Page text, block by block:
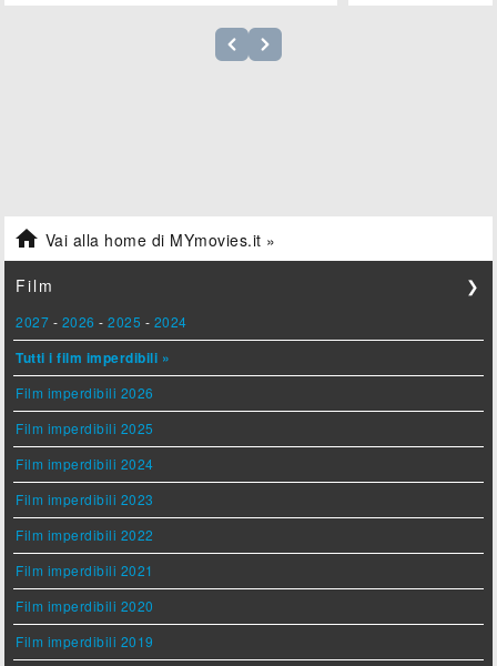
 Vai alla home di MYmovies.it »
Film ❯
2027 - 2026 -2025 - 2024
Tutti i film imperdibili »
Film imperdibili 2026
Film imperdibili 2025
Film imperdibili 2024
Film imperdibili 2023
Film imperdibili 2022
Film imperdibili 2021
Film imperdibili 2020
Film imperdibili 2019